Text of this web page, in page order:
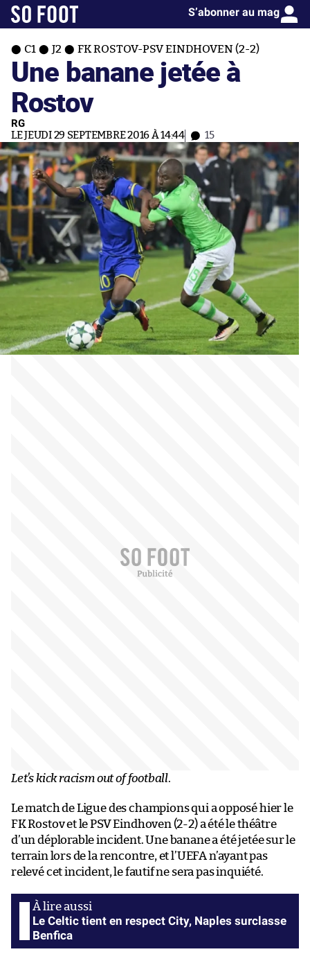
S’abonner au mag
C1 J2 FK ROSTOV-PSV EINDHOVEN (2-2)
Une banane jetée à
Rostov
RG
LE JEUDI 29 SEPTEMBRE 2016 À 14:44 15
Let’s kick racism out of football.
Le match de Ligue des champions qui a opposé hier le
FK Rostov et le PSV Eindhoven (2-2) a été le théâtre
d’un déplorable incident. Une banane a été jetée sur le
terrain lors de la rencontre, et l’UEFA n’ayant pas
relevé cet incident, le fautif ne sera pas inquiété.
Le Celtic tient en respect City, Naples surclasse
Benfica